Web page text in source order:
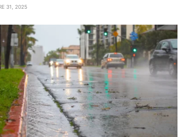
31, 2025